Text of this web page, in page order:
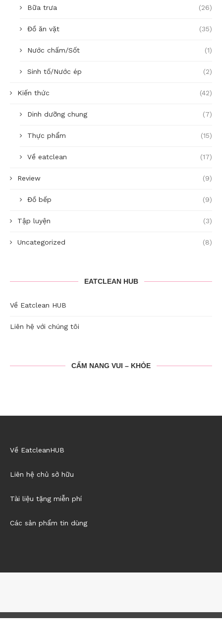
Bữa trưa (26)
Đồ ăn vặt (35)
Nước chấm/Sốt (1)
Sinh tố/Nước ép (2)
Kiến thức (42)
Dinh dưỡng chung (7)
Thực phẩm (15)
Về eatclean (17)
Review (9)
Đồ bếp (9)
Tập luyện (3)
Uncategorized (8)
EATCLEAN HUB
Về Eatclean HUB
Liên hệ với chúng tôi
CẨM NANG VUI – KHỎE
Về EatcleanHUB
Liên hệ chủ sở hữu
Tài liệu tặng miễn phí
Các sản phẩm tin dùng